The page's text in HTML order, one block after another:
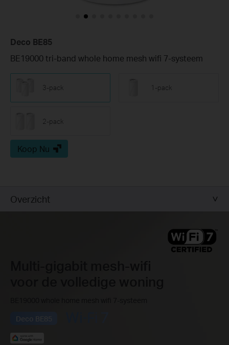
Deco BE85
BE19000 tri-band whole home mesh wifi 7-systeem
3-pack 1-pack
2-pack
Koop Nu
Overzicht
Deco BE85